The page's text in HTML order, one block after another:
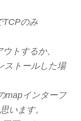
TCPのみ
トするか、
ストールした場
mapインターフ
います。